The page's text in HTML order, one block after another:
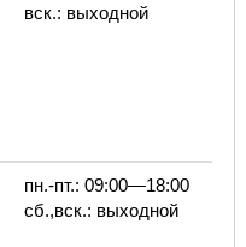
вск.: выходной
пн.-пт.: 09:00—18:00
сб.,вск.: выходной